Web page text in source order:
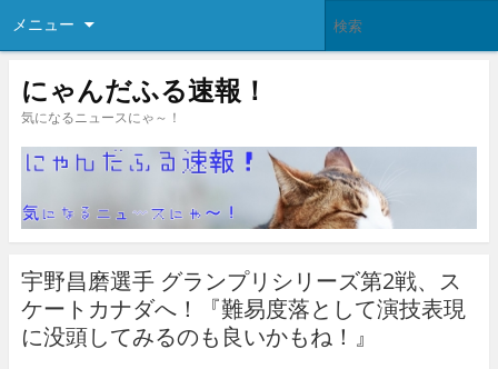
メニュー
にゃんだふる速報！
気になるニュースにゃ～！
宇野昌磨選手 グランプリシリーズ第2戦、ス
ケートカナダへ！『難易度落として演技表現
に没頭してみるのも良いかもね！』